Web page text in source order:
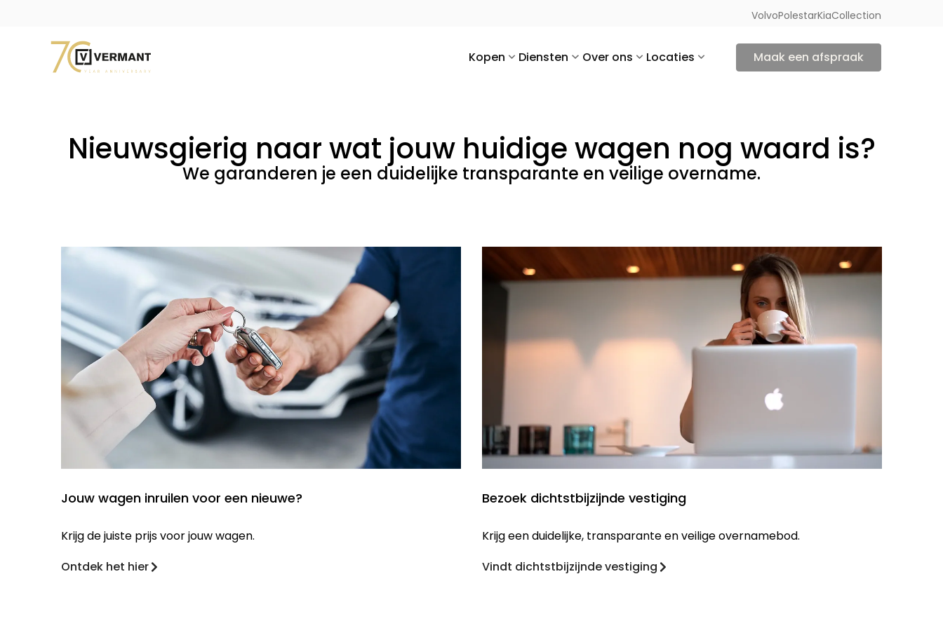
VolvoPolestarKiaCollection
Kopen Diensten Over ons Locaties Maak een afspraak
Nieuwsgierig naar wat jouw huidige wagen nog waard is?
We garanderen je een duidelijke transparante en veilige overname.
Jouw wagen inruilen voor een nieuwe?
Krijg de juiste prijs voor jouw wagen.
Ontdek het hier
Bezoek dichtstbijzijnde vestiging
Krijg een duidelijke, transparante en veilige overnamebod.
Vindt dichtstbijzijnde vestiging